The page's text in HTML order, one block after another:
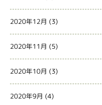
2020年12月 (3)
2020年11月 (5)
2020年10月 (3)
2020年9月 (4)